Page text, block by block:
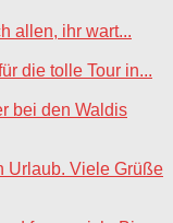
allen, ihr wart...
die tolle Tour in...
bei den Waldis
Urlaub. Viele Grüße